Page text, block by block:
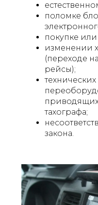
поломке
покупке
изменении
(переходе
рейсы);
тахографа;
закона.